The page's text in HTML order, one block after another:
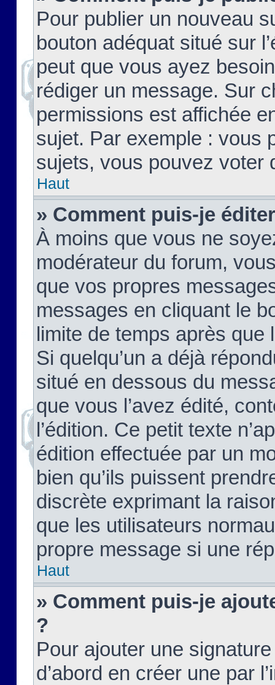
Pour publier un nouveau
bouton adéquat situé sur
peut que vous ayez
rédiger un message. Sur
permissions est affichée
sujet. Par exemple : vous
sujets, vous pouvez voter
Haut
» Comment puis-je
À moins que vous ne
modérateur du forum,
que vos propres
messages en cliquant le
limite de temps après que
Si quelqu’un a déjà
situé en dessous du
que vous l’avez édité,
l’édition. Ce petit texte
édition effectuée par un
bien qu’ils puissent
discrète exprimant la
que les utilisateurs
propre message si une
Haut
» Comment puis-je
?
Pour ajouter une
d’abord en créer une par